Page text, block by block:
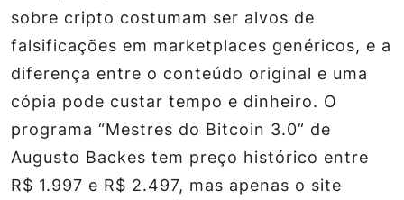
sobre cripto costumam ser alvos de
falsificações em marketplaces genéricos, e a
diferença entre o conteúdo original e uma
cópia pode custar tempo e dinheiro. O
programa “Mestres do Bitcoin 3.0” de
Augusto Backes tem preço histórico entre
R$ 1.997 e R$ 2.497, mas apenas o site